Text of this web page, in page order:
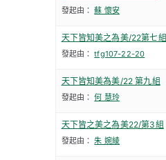
發起由：蘇 懷安
天下皆知美之為美/22第七組
發起由：tfg107-22-20
天下皆知美為美/22 第九組
發起由：何 慧玲
天下皆之美之為美22/第3組
發起由：朱 婉綾